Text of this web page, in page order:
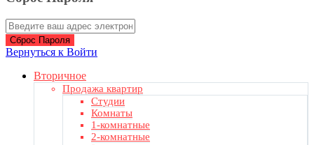
Сброс Пароля
Вернуться к Войти
Вторичное
Продажа квартир
Студии
Комнаты
1-комнатные
2-комнатные